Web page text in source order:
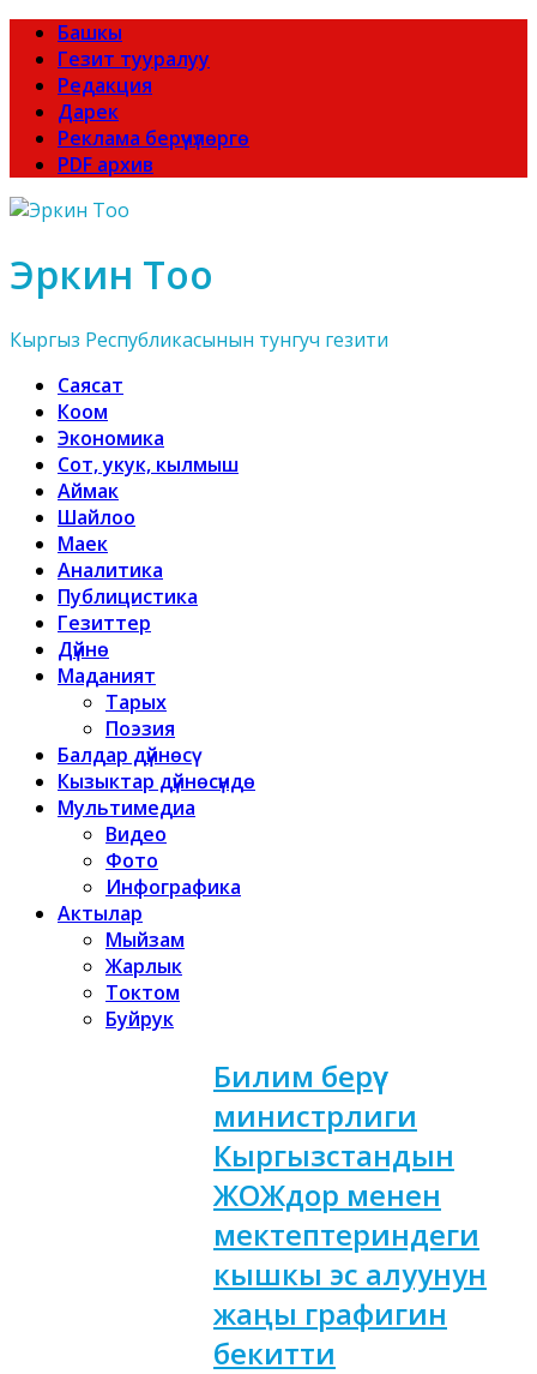
Башкы
Гезит тууралуу
Редакция
Дарек
Реклама берүүчүлөргө
PDF архив
Эркин Тоо
Кыргыз Республикасынын тунгуч гезити
Саясат
Коом
Экономика
Сот, укук, кылмыш
Аймак
Шайлоо
Маек
Аналитика
Публицистика
Гезиттер
Дүйнө
Маданият
Тарых
Поэзия
Балдар дүйнөсү
Кызыктар дүйнөсүндө
Мультимедиа
Видео
Фото
Инфографика
Актылар
Мыйзам
Жарлык
Токтом
Буйрук
Билим берүү
министрлиги
Кыргызстандын
ЖОЖдор менен
мектептериндеги
кышкы эс алуунун
жаңы графигин
бекитти